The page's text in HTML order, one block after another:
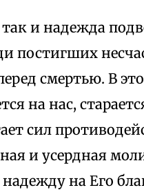
и надежда
постигших
смертью. В
на нас,
сил
и усердная
на Его